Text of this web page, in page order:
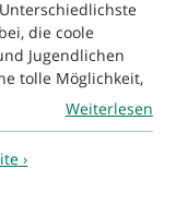
die coole
Jugendlichen
tolle Möglichkeit,
Weiterlesen
›